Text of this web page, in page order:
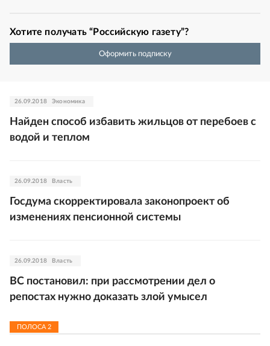
Хотите получать “Российскую газету”?
Оформить подписку
26.09.2018 Экономика
Найден способ избавить жильцов от перебоев с
водой и теплом
26.09.2018 Власть
Госдума скорректировала законопроект об
изменениях пенсионной системы
26.09.2018 Власть
ВС постановил: при рассмотрении дел о
репостах нужно доказать злой умысел
ПОЛОСА2